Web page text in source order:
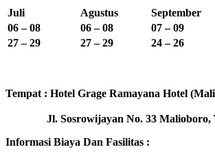
Juli Agustus September
06 – 08
06 – 08 07 – 09
27 – 29
27 – 29 24 – 26
Tempat : Hotel Grage Ramayana Hotel
Jl. Sosrowijayan No. 33 Malioboro,
Informasi Biaya Dan Fasilitas :